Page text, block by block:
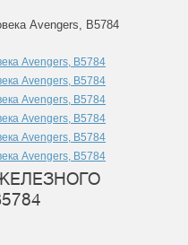
Avengers, B5784